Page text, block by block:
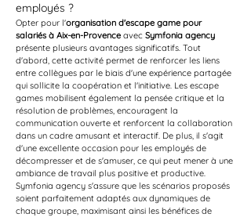
employés ?
Opter pour l'organisation d'escape game pour
salariés à Aix-en-Provence avec Symfonia agency
présente plusieurs avantages significatifs. Tout
d'abord, cette activité permet de renforcer les liens
entre collègues par le biais d'une expérience partagée
qui sollicite la coopération et l'initiative. Les escape
games mobilisent également la pensée critique et la
résolution de problèmes, encouragent la
communication ouverte et renforcent la collaboration
dans un cadre amusant et interactif. De plus, il s'agit
d'une excellente occasion pour les employés de
décompresser et de s'amuser, ce qui peut mener à une
ambiance de travail plus positive et productive.
Symfonia agency s'assure que les scénarios proposés
soient parfaitement adaptés aux dynamiques de
chaque groupe, maximisant ainsi les bénéfices de